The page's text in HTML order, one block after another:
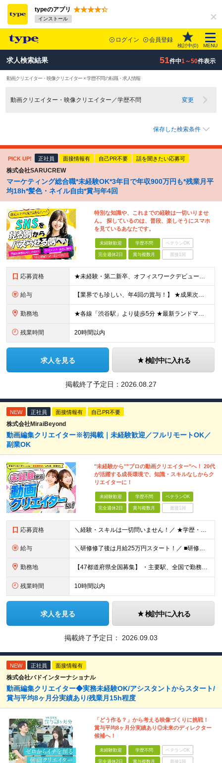
typeのアプリ
インストール
ログイン 会員登録
検討中(0) MENU
求人検索結果 51件中1～50件表示
動画クリエイター・映像クリエイター × 学歴不問の転職・求人情報
動画クリエイター・映像クリエイター／学歴不問 変更
保存した検索条件
PICK UP! 正社員 面接情報有 自己PR不要 話を聞きたい応募可
株式会社SARUCREW
マーケティング総合職*未経験OK*3年目で年収900万円も*残業月平
均18h*髪色・ネイル自由*賞与年4回
特別な知識や、これまでの経験は一切いりませ
ん。 探しているのは、普段、楽しそうにスマホ
を見ているあなたです。
未経験歓迎 学歴不問 ベテランOK
完全週休2日 賞与複数月 面接1回
応募資格 ★未経験・第二新卒、オフィスワークデビュー大歓迎 ★平均年齢は28.6歳！ ★20代の若手メンバーが中心になって活躍している職場です！ ●学歴不問 ※35歳以下の方（若年層の長期キャリア形成） ★こ
給与 【業界でも珍しい、年4回の賞与！】 ★成果次第でスピード昇給可 →20代で年収700万〜900万超も！ ■未経験：月給26〜30万円＋賞与年4回（業績による）＋各種手当 ※経験・スキルを考慮して決定
勤務地 ★各線「渋谷駅」より徒歩5分 ★最新ランドマークオフィスです！ ★転勤はありません 【本社】 東京都渋谷区道玄坂2-25-12 道玄坂通 dogenzaka-dori 5階 ※(変更の範囲)上記を除
残業時間 20時間以内
求人を見る 検討中に入れる
掲載終了予定日： 2026.08.27
NEW 正社員 面接情報有 自己PR不要
株式会社MiraiBeyond
動画編集クリエイター※初掲載｜未経験歓迎／フルリモートOK／
副業OK
"未経験から""プロの動画クリエイター"へ！ 20代
が活躍する成長環境で、知識・スキルなしからク
リエイターに！
未経験歓迎 学歴不問 ベテランOK
完全週休2日 賞与複数月 面接1回
応募資格 ＼経験・スキルは一切問いません！／ ★学歴・職歴不問 ★未経験・第二新卒歓迎！ ★正社員デビューも応援します！ 【こんな方にピッタリ！】 ✓ 動画やYouTube、TikTokを見るのが好きな方 ✓
給与 ＼研修修了後は月給25万円スタート！／ ■研修修了後 月給25万円＋賞与＋インセンティブ賞与 ※残業代は別途支給 ▽研修期間▽ 【未経験者】 ▶ 月給20万円～ 【固定残業代について】
勤務地 【47都道府県全国募集】 ・主要駅、全国で勤務可能！ ・どこに住んでいても応募可能！ 【東京本社】 東京都品川区東品川5-9-2 在宅でコツコツ働きながら、長く安定して続けられます♪ 本社：〒1
残業時間 10時間以内
求人を見る 検討中に入れる
掲載終了予定日： 2026.09.03
NEW 正社員 面接情報有
株式会社バドインターナショナル
動画編集クリエイター◆実務未経験OK/アシスタントからスタート/
賞与平均8ヶ月分実績あり/残業月15h程度
「どう作る？」から考える映像づくりに挑戦！
賞与平均8ヶ月分実績あり◎未来のディレクター
候補へ！
未経験歓迎 学歴不問 ベテランOK
完全週休2日 賞与複数月 面接1回